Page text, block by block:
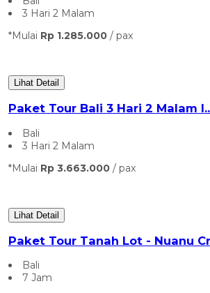
3 Hari 2 Malam
*Mulai Rp 1.285.000 / pax
Lihat Detail
Paket Tour Bali 3 Hari 2 Malam
Bali
3 Hari 2 Malam
*Mulai Rp 3.663.000 / pax
Lihat Detail
Paket Tour Tanah Lot - Nuanu
Bali
7 Jam